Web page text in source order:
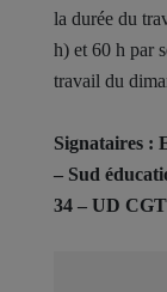
la durée du
h) et 60 h par
travail du
Signataires :
– Sud
34 – UD